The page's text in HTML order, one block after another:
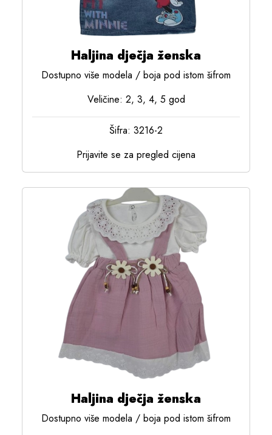
Haljina dječja ženska
Dostupno više modela / boja pod istom šifrom
Veličine: 2, 3, 4, 5 god
Šifra: 3216-2
Prijavite se za pregled cijena
Haljina dječja ženska
Dostupno više modela / boja pod istom šifrom